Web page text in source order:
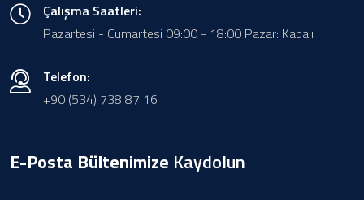
Çalışma Saatleri:
Pazartesi - Cumartesi 09:00 - 18:00 Pazar: Kapalı
Telefon:
+90 (534) 738 87 16
E-Posta Bültenimize Kaydolun